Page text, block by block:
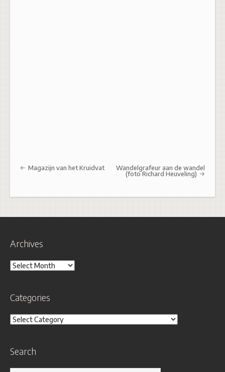
Post navigation
Magazijn van het Kruidvat Wandelgrafeur aan de wandel
(foto Richard Heuveling)
Archives
Archives
Categories
Categories
Search